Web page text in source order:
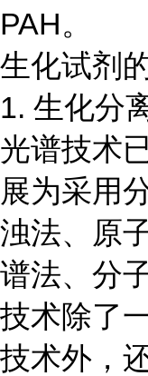
PAH。
生化试剂
1. 生化分
光谱技术
展为采用
浊法、原
谱法、分
技术除了
技术外，